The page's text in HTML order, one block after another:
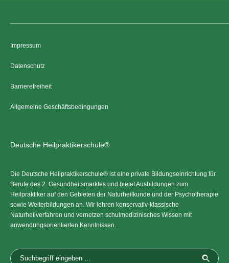
Impressum
Datenschutz
Barrierefreiheit
Allgemeine Geschäftsbedingungen
Deutsche Heilpraktikerschule®
Die Deutsche Heilpraktikerschule® ist eine private Bildungseinrichtung für
Berufe des 2. Gesundheitsmarktes und bietet Ausbildungen zum
Heilpraktiker auf den Gebieten der Naturheilkunde und der Psychotherapie
sowie Weiterbildungen an. Wir lehren konservativ-klassische
Naturheilverfahren und vernetzen schulmedizinisches Wissen mit
anwendungsorientierten Kenntnissen.